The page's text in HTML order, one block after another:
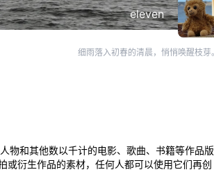
eleven
细雨落入初春的清晨，悄悄唤醒枝芽。
物和其他数以千计的电影、歌曲、书籍等作品版
衍生作品的素材，任何人都可以使用它们再创